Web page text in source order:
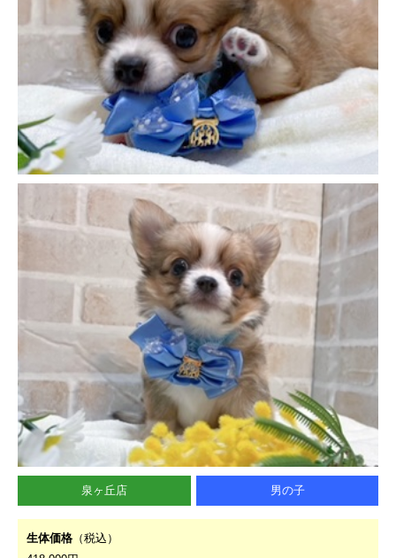
泉ヶ丘店 男の子
生体価格 （税込）